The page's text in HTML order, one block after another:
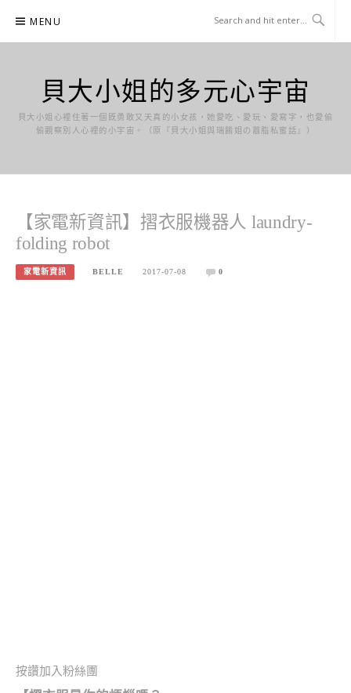
content
MENU
貝大小姐的多元心宇宙
貝大小姐心裡住著一個既勇敢又天真的小女孩，她愛吃、愛玩、愛寫字，也愛偷
偷觀察別人心裡的小宇宙。（原『貝大小姐與瑞餚姐の囂脂私蜜話』）
【家電新資訊】摺衣服機器人 laundry-
folding robot
家電新資訊 BELLE 2017-07-08 0
按讚加入粉絲團